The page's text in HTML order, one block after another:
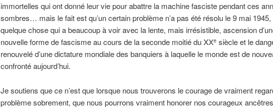
immortelles qui ont donné leur vie pour abattre la machine fasciste pendant ces
sombres… mais le fait est qu’un certain problème n’a pas été résolu le 9 mai 1945,
quelque chose qui a beaucoup à voir avec la lente, mais irrésistible, ascension
nouvelle forme de fascisme au cours de la seconde moitié du XXe siècle et le
renouvelé d’une dictature mondiale des banquiers à laquelle le monde est de
confronté aujourd’hui.
Je soutiens que ce n’est que lorsque nous trouverons le courage de vraiment
problème sobrement, que nous pourrons vraiment honorer nos courageux